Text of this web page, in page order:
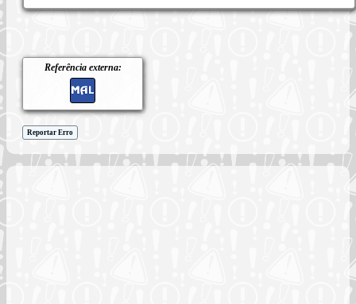
Referência externa:
Reportar Erro